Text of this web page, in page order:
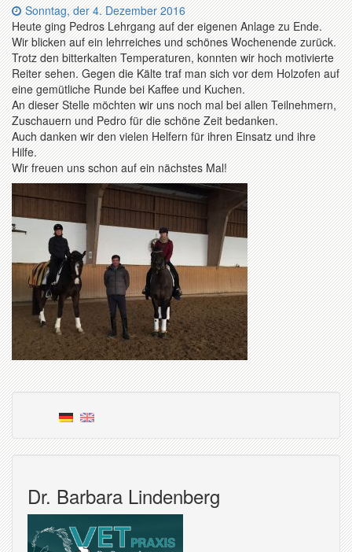
Datum:
Sonntag, der 4. Dezember 2016
Heute ging Pedros Lehrgang auf der eigenen Anlage zu Ende.
Wir blicken auf ein lehrreiches und schönes Wochenende zurück.
Trotz den bitterkalten Temperaturen, konnten wir hoch motivierte
Reiter sehen. Gegen die Kälte traf man sich vor dem Holzofen auf
eine gemütliche Runde bei Kaffee und Kuchen.
An dieser Stelle möchten wir uns noch mal bei allen Teilnehmern,
Zuschauern und Pedro für die schöne Zeit bedanken.
Auch danken wir den vielen Helfern für ihren Einsatz und ihre
Hilfe.
Wir freuen uns schon auf ein nächstes Mal!
Dr. Barbara Lindenberg